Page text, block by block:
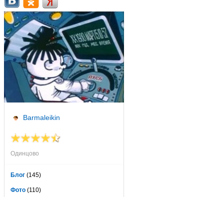
Barmaleikin
Одинцово
Блог (145)
Фото (110)